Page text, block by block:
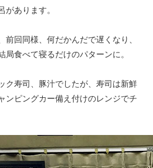
あります。
回同様、何だかんだで遅くなり、
食べて寝るだけのパターンに。
ク寿司、豚汁でしたが、寿司は新鮮
ンピングカー備え付けのレンジでチ